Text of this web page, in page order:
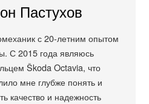
Пастухов
с 20-летним опытом
С 2015 года являюсь
Škoda Octavia, что
мне глубже понять и
качество и надежность